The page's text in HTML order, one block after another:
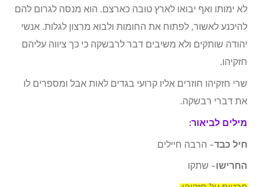
לא ימותו ואף יבואו לארץ טובה כארצם. הוא מנסה לגרום להם
להיכנע לאשור, לפתוח את החומות ולבוא מרצון לגלות. אנשי
יהודה שותקים ולא משיבים דבר לרבשקה כי כך ציווה עליהם
חזקיהו.
שרי חזקיהו חוזרים אליו קרועי בגדים לאות אבל ומספרים לו
את דברי רבשקה.
מילים לביאור:
חיל כבד– הרבה חיילים
החרישו– שתקו